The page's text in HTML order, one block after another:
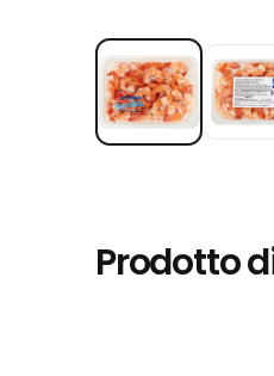
Prodotto